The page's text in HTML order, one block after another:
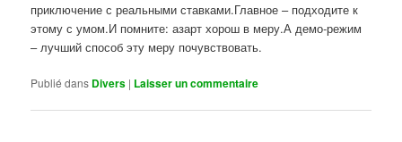
приключение с реальными ставками.Главное – подходите к
этому с умом.И помните: азарт хорош в меру.А демо-режим
– лучший способ эту меру почувствовать.
Publié dans Divers | Laisser un commentaire